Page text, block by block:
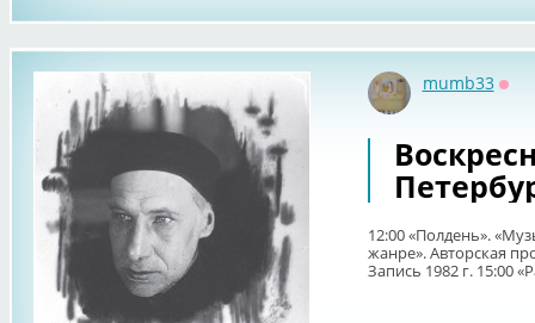
mumb33
12:00 «Полдень».
жанре». Авторская
Запись 1982 г. 15:00